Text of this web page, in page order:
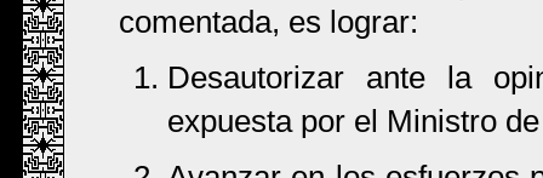
comentada, es lograr:
Desautorizar ante la
expuesta por el Ministro